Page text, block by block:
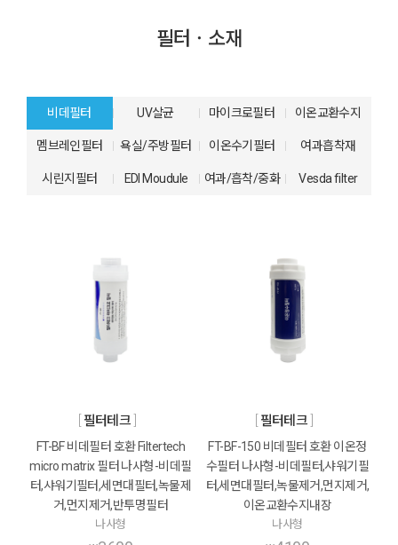
필터ㆍ소재
비데필터 UV살균 마이크로필터 이온교환수지
멤브레인필터 욕실/주방필터 이온수기필터 여과흡착재
시린지필터 EDI Moudule 여과/흡착/중화 Vesda filter
필터테크
FT-BF 비데필터 호환 Filtertech
micro matrix 필터 나사형-비데필
터,샤워기필터,세면대필터,녹물제
거,먼지제거,반투명필터
나사형
필터테크
FT-BF-150 비데필터 호환 이온정
수필터 나사형-비데필터,샤워기필
터,세면대필터,녹물제거,먼지제거,
이온교환수지내장
나사형